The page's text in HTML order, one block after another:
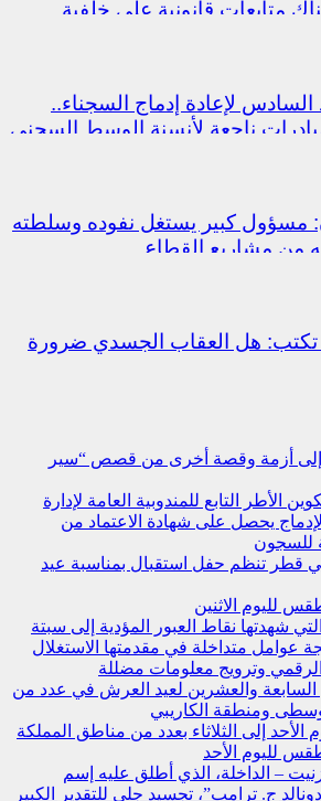
متابعات قانونية على خلفية
بمندوبية سيدي سليمان
لإعادة إدماج السجناء..
ناجعة لأنسنة الوسط السجني
مسؤول كبير يستغل نفوده وسلطته
من مشاريع القطاع
تكتب: هل العقاب الجسدي ضرورة
إلى أزمة وقصة أخرى من قصص “سير
الأطر التابع للمندوبية العامة لإدارة
يحصل على شهادة الاعتماد من
للسجون
قطر تنظم حفل استقبال بمناسبة عيد
لليوم الاثنين
شهدتها نقاط العبور المؤدية إلى سبتة
عوامل متداخلة في مقدمتها الاستغلال
وترويج معلومات مضللة
السابعة والعشرين لعيد العرش في عدد من
ومنطقة الكاريبي
إلى الثلاثاء بعدد من مناطق المملكة
لليوم الأحد
– الداخلة، الذي أطلق عليه إسم
ج. ترامب”، تجسيد جلي للتقدير الكبير